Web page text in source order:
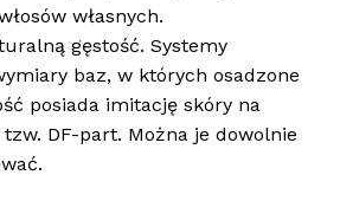
własnych.
gęstość. Systemy
baz, w których osadzone
posiada imitację skóry na
DF-part. Można je dowolnie